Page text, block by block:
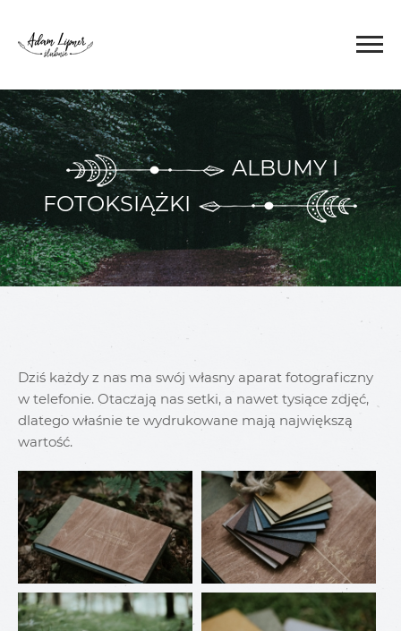
ALBUMY I
FOTOKSIĄŻKI
Dziś każdy z nas ma swój własny aparat fotograficzny
w telefonie. Otaczają nas setki, a nawet tysiące zdjęć,
dlatego właśnie te wydrukowane mają największą
wartość.